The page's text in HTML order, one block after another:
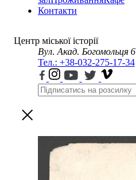
Контакти
Центр міської історії
Вул. Акад. Богомольця 6
Тел.: +38-032-275-17-34